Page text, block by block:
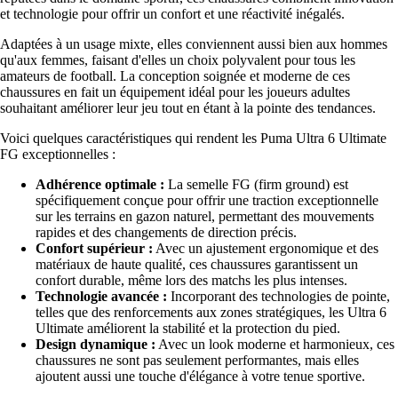
et technologie pour offrir un confort et une réactivité inégalés.
Adaptées à un usage mixte, elles conviennent aussi bien aux hommes
qu'aux femmes, faisant d'elles un choix polyvalent pour tous les
amateurs de football. La conception soignée et moderne de ces
chaussures en fait un équipement idéal pour les joueurs adultes
souhaitant améliorer leur jeu tout en étant à la pointe des tendances.
Voici quelques caractéristiques qui rendent les Puma Ultra 6 Ultimate
FG exceptionnelles :
Adhérence optimale : La semelle FG (firm ground) est
spécifiquement conçue pour offrir une traction exceptionnelle
sur les terrains en gazon naturel, permettant des mouvements
rapides et des changements de direction précis.
Confort supérieur : Avec un ajustement ergonomique et des
matériaux de haute qualité, ces chaussures garantissent un
confort durable, même lors des matchs les plus intenses.
Technologie avancée : Incorporant des technologies de pointe,
telles que des renforcements aux zones stratégiques, les Ultra 6
Ultimate améliorent la stabilité et la protection du pied.
Design dynamique : Avec un look moderne et harmonieux, ces
chaussures ne sont pas seulement performantes, mais elles
ajoutent aussi une touche d'élégance à votre tenue sportive.